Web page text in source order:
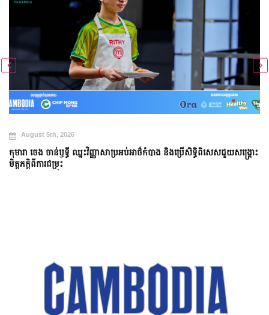
August 5th, 2026
កុមារា ចេង ចាន់ឫទ្ធី ឈ្នះវិញ្ញាសាប្រអប់អាថ៌កំបាង និងប្រើសិទ្ធិពិសេសជួយសង្គ្រោះ
មិត្តភក្តិពីការជម្រុះ